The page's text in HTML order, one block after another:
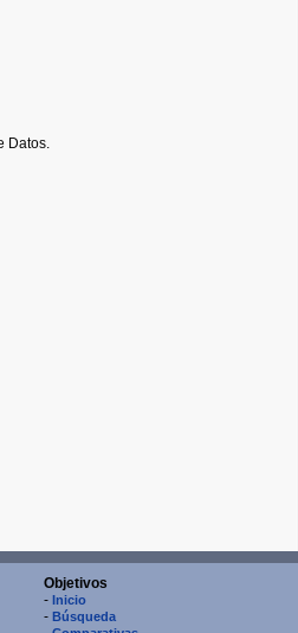
Datos.
Objetivos
- Inicio
- Búsqueda